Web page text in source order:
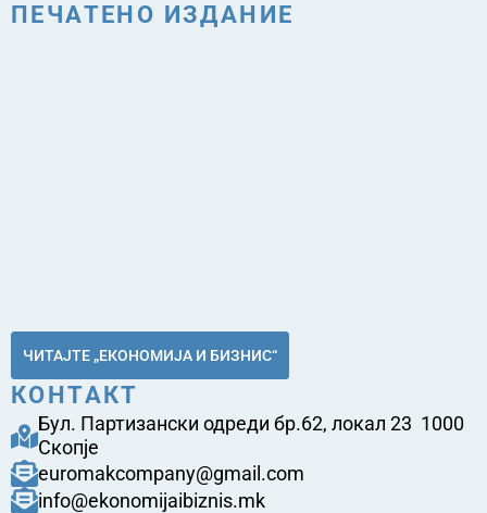
ПЕЧАТЕНО ИЗДАНИЕ
ЧИТАЈТЕ „ЕКОНОМИЈА И БИЗНИС“
КОНТАКТ
Бул. Партизански одреди бр.62, локал 23 1000
Скопје
euromakcompany@gmail.com
info@ekonomijaibiznis.mk